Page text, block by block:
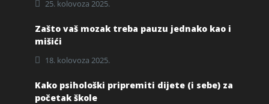
25. kolovoza 2025.
Zašto vaš mozak treba pauzu jednako kao i
mišići
18. kolovoza 2025.
Kako psihološki pripremiti dijete (i sebe) za
početak škole